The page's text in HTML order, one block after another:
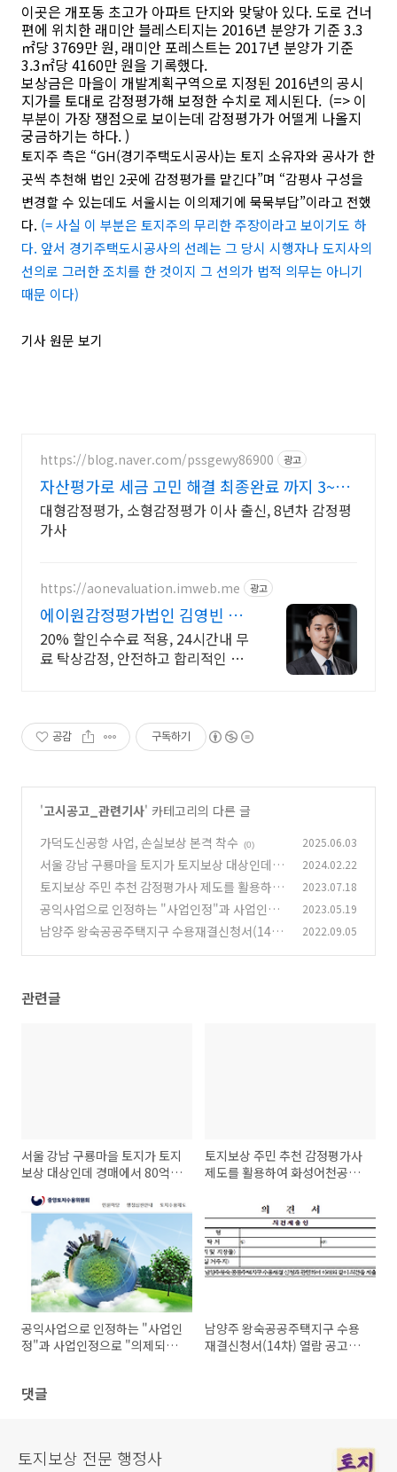
이곳은 개포동 초고가 아파트 단지와 맞닿아 있다. 도로 건너
편에 위치한 래미안 블레스티지는 2016년 분양가 기준 3.3
㎡당 3769만 원, 래미안 포레스트는 2017년 분양가 기준
3.3㎡당 4160만 원을 기록했다.
보상금은 마을이 개발계획구역으로 지정된 2016년의 공시
지가를 토대로 감정평가해 보정한 수치로 제시된다. (=> 이
부분이 가장 쟁점으로 보이는데 감정평가가 어떨게 나올지
궁금하기는 하다. )
토지주 측은 “GH(경기주택도시공사)는 토지 소유자와 공사가 한
곳씩 추천해 법인 2곳에 감정평가를 맡긴다”며 “감평사 구성을
변경할 수 있는데도 서울시는 이의제기에 묵묵부답”이라고 전했
다. (= 사실 이 부분은 토지주의 무리한 주장이라고 보이기도 하
다. 앞서 경기주택도시공사의 선례는 그 당시 시행자나 도지사의
선의로 그러한 조치를 한 것이지 그 선의가 법적 의무는 아니기
때문 이다)
기사 원문 보기
https://blog.naver.com/pssgewy86900 광고
자산평가로 세금 고민 해결 최종완료 까지 3~4
일
대형감정평가, 소형감정평가 이사 출신, 8년차 감정평
가사
https://aonevaluation.imweb.me 광고
에이원감정평가법인 김영빈 상
속증여세 절세
20% 할인수수료 적용, 24시간내 무
료 탁상감정, 안전하고 합리적인 결
공감 구독하기
'고시공고_관련기사' 카테고리의 다른 글
가덕도신공항 사업, 손실보상 본격 착수
(0) 2025.06.03
서울 강남 구룡마을 토지가 토지보상 대상인데 경
매에서 80억에 낙찰?
(0)
2024.02.22
토지보상 주민 추천 감정평가사 제도를 활용하여
화성어천공공주택 지구 대책위원회가 어려운 일
을 했습니다. (0)
2023.07.18
공익사업으로 인정하는 "사업인정"과 사업인정
으로 "의제되는 공익사업 인허가" 과정의 하자
2023.05.19
남양주 왕숙공공주택지구 수용재결신청서(14
2022.09.05
관련글
서울 강남 구룡마을 토지가 토지
보상 대상인데 경매에서 80억에
토지보상 주민 추천 감정평가사
제도를 활용하여 화성어천공공
일을 했습니다.
공익사업으로 인정하는 "사업인
정"과 사업인정으로 "의제되는
남양주 왕숙공공주택지구 수용
재결신청서(14차) 열람 공고
댓글
토지보상 전문 행정사